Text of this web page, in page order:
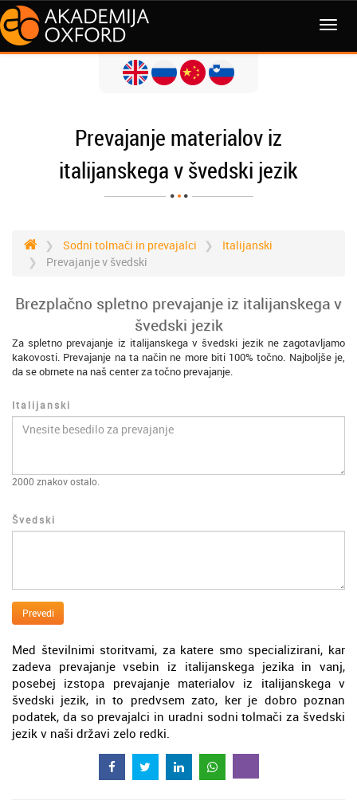
MENI
Prevajanje materialov iz
italijanskega v švedski jezik
Sodni tolmači in prevajalci
Italijanski
Prevajanje v švedski
Brezplačno spletno prevajanje iz italijanskega v
švedski jezik
Za spletno prevajanje iz italijanskega v švedski jezik ne zagotavljamo
kakovosti. Prevajanje na ta način ne more biti 100% točno. Najboljše je,
da se obrnete na naš center za točno prevajanje.
Italijanski
2000 znakov ostalo.
Švedski
Prevedi
Med številnimi storitvami, za katere smo specializirani, kar
zadeva prevajanje vsebin iz italijanskega jezika in vanj,
posebej izstopa prevajanje materialov iz italijanskega v
švedski jezik, in to predvsem zato, ker je dobro poznan
podatek, da so prevajalci in uradni sodni tolmači za švedski
jezik v naši državi zelo redki.